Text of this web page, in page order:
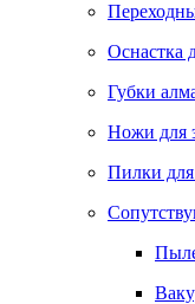
Губки
Ножи для
Пилки для